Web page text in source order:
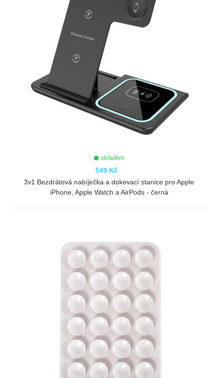
skladem
549 Kč
3v1 Bezdrátová nabíječka a dokovací stanice pro Apple
iPhone, Apple Watch a AirPods - černá